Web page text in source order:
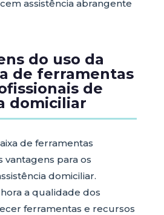
assistência abrangente
do uso da
de ferramentas
de
domiciliar
de ferramentas
vantagens para os
domiciliar.
a qualidade dos
ferramentas e recursos